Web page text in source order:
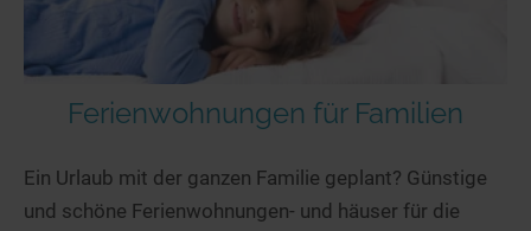
Ferienwohnungen für Familien
Ein Urlaub mit der ganzen Familie geplant? Günstige
und schöne Ferienwohnungen- und häuser für die